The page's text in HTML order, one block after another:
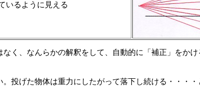
いるように見える
く、なんらかの解釈をして、自動的に「補正」をか
投げた物体は重力にしたがって落下し続ける・・・